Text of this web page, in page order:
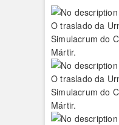
O traslado da
Simulacrum do
Mártir.
O traslado da
Simulacrum do
Mártir.